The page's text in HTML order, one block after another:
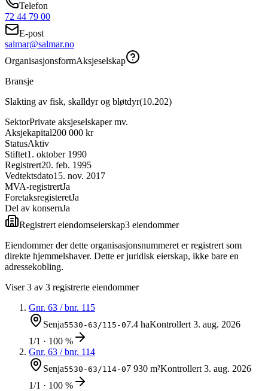
Telefon
72 44 79 00
E-post
salmar@salmar.no
OrganisasjonsformAksjeselskap
Bransje
Slakting av fisk, skalldyr og bløtdyr(10.202)
SektorPrivate aksjeselskaper mv.
Aksjekapital200 000 kr
StatusAktiv
Stiftet1. oktober 1990
Registrert20. feb. 1995
Vedtektsdato15. nov. 2017
MVA-registrertJa
ForetaksregisteretJa
Del av konsernJa
Registrert eiendomseierskap3 eiendommer
Eiendommer der dette organisasjonsnummeret er registrert som
direkte hjemmelshaver. Dette er juridisk eierskap, ikke bare en
adressekobling.
Viser3 av 3 registrerte eiendommer
Gnr. 63 / bnr. 115
Senja5530-63/115-07.4 haKontrollert3. aug. 2026
1/1 · 100 %
Gnr. 63 / bnr. 114
Senja5530-63/114-07 930 m²Kontrollert3. aug. 2026
1/1 · 100 %